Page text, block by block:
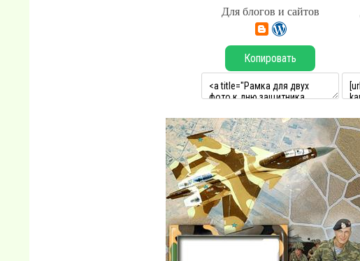
Для блогов и сайтов
Копировать